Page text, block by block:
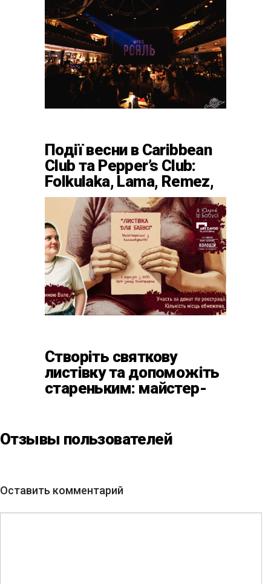
Події весни в Caribbean
Club та Pepper’s Club:
Folkulaka, Lama, Remez,
вар’єте «Рояль» і
триб’ют-шоу
Створіть святкову
листівку та допоможіть
стареньким: майстер-
Платформа»
Отзывы пользователей
Оставить комментарий